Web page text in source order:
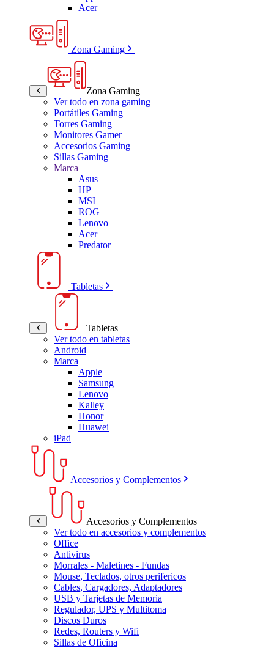
Acer
Zona Gaming
Zona Gaming
Ver todo en zona gaming
Portátiles Gaming
Torres Gaming
Monitores Gamer
Accesorios Gaming
Sillas Gaming
Marca
Asus
HP
MSI
ROG
Lenovo
Acer
Predator
Tabletas
Tabletas
Ver todo en tabletas
Android
Marca
Apple
Samsung
Lenovo
Kalley
Honor
Huawei
iPad
Accesorios y Complementos
Accesorios y Complementos
Ver todo en accesorios y complementos
Office
Antivirus
Morrales - Maletines - Fundas
Mouse, Teclados, otros perifericos
Cables, Cargadores, Adaptadores
USB y Tarjetas de Memoria
Regulador, UPS y Multitoma
Discos Duros
Redes, Routers y Wifi
Sillas de Oficina